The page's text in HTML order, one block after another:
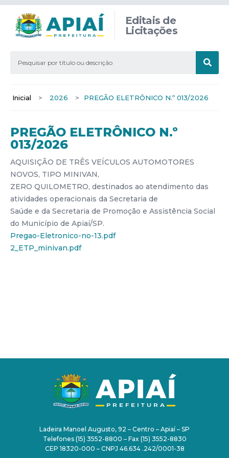
Editais de
Licitações
Inicial > 2026 > PREGÃO ELETRÔNICO N.º 013/2026
PREGÃO ELETRÔNICO N.º
013/2026
AQUISIÇÃO DE TRÊS VEÍCULOS AUTOMOTORES
NOVOS, TIPO MINIVAN,
ZERO QUILOMETRO, destinados ao atendimento das
atividades operacionais da Secretaria de
Saúde e da Secretaria de Promoção e Assistência Social
do Município de Apiaí/SP.
Pregao-Eletronico-no-13.pdf
2_ETP_minivan.pdf
Ladeira Manoel Augusto, 92 – Centro – Apiaí – SP
Telefones (15) 3552-8800 – Fax (15) 3552-8830
CEP 18320-000 – CNPJ 46.634 .242/0001-38